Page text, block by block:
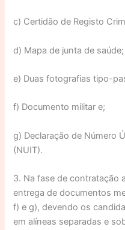
c) Certidão de Registo
d) Mapa de junta de saúde;
e) Duas fotografias tipo-
f) Documento militar e;
g) Declaração de Número
(NUIT).
3. Na fase de contratação
entrega de documentos
f) e g), devendo os
em alíneas separadas e